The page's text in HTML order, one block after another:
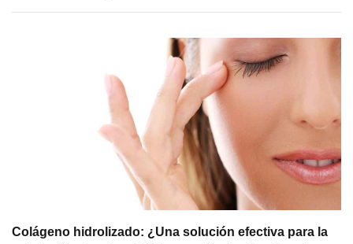
Colágeno hidrolizado: ¿Una solución efectiva para la